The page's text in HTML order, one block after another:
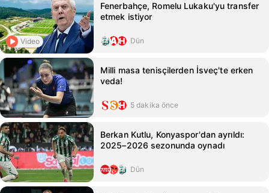
Video
Fenerbahçe, Romelu Lukaku'yu transfer
etmek istiyor
Dün
Milli masa tenisçilerden İsveç'te erken
veda!
5 dakika önce
Berkan Kutlu, Konyaspor'dan ayrıldı:
2025–2026 sezonunda oynadı
Dün